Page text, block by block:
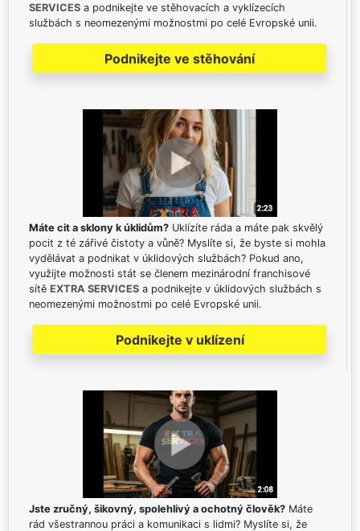
SERVICES a podnikejte ve stěhovacích a vyklízecích
službách s neomezenými možnostmi po celé Evropské unii.
Podnikejte ve stěhování
Máte cit a sklony k úklidům? Uklízíte ráda a máte pak skvělý
pocit z té zářivé čistoty a vůně? Myslíte si, že byste si mohla
vydělávat a podnikat v úklidových službách? Pokud ano,
využijte možnosti stát se členem mezinárodní franchisové
sítě EXTRA SERVICES a podnikejte v úklidových službách s
neomezenými možnostmi po celé Evropské unii.
Podnikejte v uklízení
Jste zručný, šikovný, spolehlivý a ochotný člověk? Máte
rád všestrannou práci a komunikaci s lidmi? Myslíte si, že